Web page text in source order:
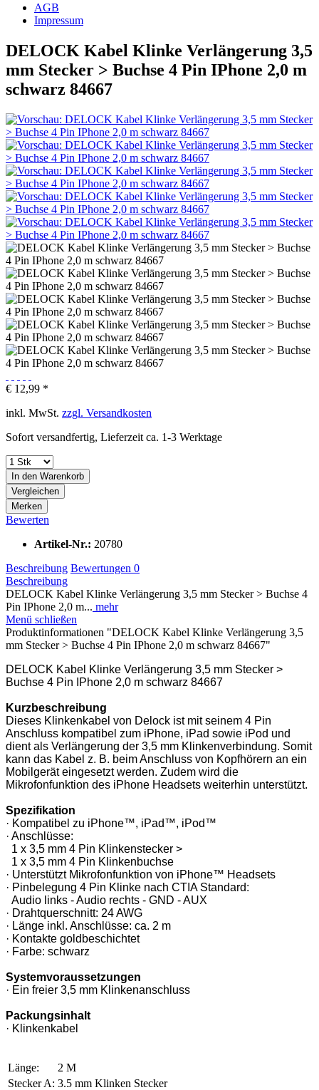
AGB
Impressum
DELOCK Kabel Klinke Verlängerung 3,5
mm Stecker > Buchse 4 Pin IPhone 2,0 m
schwarz 84667
€ 12,99 *
inkl. MwSt. zzgl. Versandkosten
Sofort versandfertig, Lieferzeit ca. 1-3 Werktage
In den Warenkorb
Vergleichen
Merken
Bewerten
Artikel-Nr.: 20780
Beschreibung Bewertungen 0
Beschreibung
DELOCK Kabel Klinke Verlängerung 3,5 mm Stecker > Buchse 4
Pin IPhone 2,0 m... mehr
Menü schließen
Produktinformationen "DELOCK Kabel Klinke Verlängerung 3,5
mm Stecker > Buchse 4 Pin IPhone 2,0 m schwarz 84667"
DELOCK Kabel Klinke Verlängerung 3,5 mm Stecker >
Buchse 4 Pin IPhone 2,0 m schwarz 84667
Kurzbeschreibung
Dieses Klinkenkabel von Delock ist mit seinem 4 Pin
Anschluss kompatibel zum iPhone, iPad sowie iPod und
dient als Verlängerung der 3,5 mm Klinkenverbindung. Somit
kann das Kabel z. B. beim Anschluss von Kopfhörern an ein
Mobilgerät eingesetzt werden. Zudem wird die
Mikrofonfunktion des iPhone Headsets weiterhin unterstützt.
Spezifikation
· Kompatibel zu iPhone™, iPad™, iPod™
· Anschlüsse:
1 x 3,5 mm 4 Pin Klinkenstecker >
1 x 3,5 mm 4 Pin Klinkenbuchse
· Unterstützt Mikrofonfunktion von iPhone™ Headsets
· Pinbelegung 4 Pin Klinke nach CTIA Standard:
Audio links - Audio rechts - GND - AUX
· Drahtquerschnitt: 24 AWG
· Länge inkl. Anschlüsse: ca. 2 m
· Kontakte goldbeschichtet
· Farbe: schwarz
Systemvoraussetzungen
· Ein freier 3,5 mm Klinkenanschluss
Packungsinhalt
· Klinkenkabel
Länge:
2 M
Stecker A: 3.5 mm Klinken Stecker